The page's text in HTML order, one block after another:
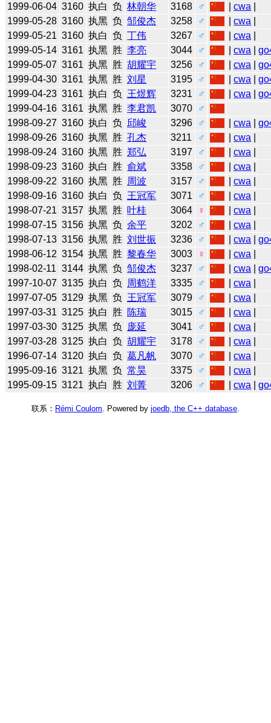
1999-06-04 3160 执白 负 林朝华 3168 ♂ |cwa
1999-05-28 3160 执黑 负 邹俊杰 3258 ♂ |cwa
1999-05-21 3160 执白 负 丁伟 3267 ♂ |cwa
1999-05-14 3161 执黑 胜 李亮 3044 ♂ |cwa |
1999-05-07 3161 执黑 胜 胡耀宇 3256 ♂ |cwa |
1999-04-30 3161 执黑 胜 刘星 3195 ♂ |cwa |
1999-04-23 3161 执白 负 王煜辉 3231 ♂ |cwa |
1999-04-16 3161 执黑 胜 李君凯 3070
♂
1998-09-27 3160 执白 负 邱峻 3296 ♂ |cwa |
1998-09-26 3160 执黑 胜 孔杰 3211 ♂ |cwa
1998-09-24 3160 执黑 胜 郑弘 3197 ♂ |cwa
1998-09-23 3160 执白 胜 俞斌 3358 ♂ |cwa
1998-09-22 3160 执黑 胜 周波 3157 ♂ |cwa
1998-09-16 3160 执白 负 王冠军 3071 ♂ |cwa
1998-07-21 3157 执黑 胜 叶桂 3064 ♀ |cwa
1998-07-15 3156 执黑 负 余平 3202 ♂ |cwa
1998-07-13 3156 执黑 胜 刘世振 3236 ♂ |cwa |
1998-06-12 3154 执黑 胜 黎春华 3003 ♀ |cwa
1998-02-11 3144 执黑 负 邹俊杰 3237 ♂ |cwa |
1997-10-07 3135 执白 负 周鹤洋 3335 ♂ |cwa
1997-07-05 3129 执黑 负 王冠军 3079 ♂ |cwa
1997-03-31 3125 执白 胜 陈瑞 3015 ♂ |cwa
1997-03-30 3125 执黑 负 庞延 3041 ♂ |cwa
1997-03-28 3125 执白 负 胡耀宇 3178 ♂ |cwa
1996-07-14 3120 执白 负 葛凡帆 3070 ♂ |cwa
1995-09-16 3121 执黑 负 常昊 3375 ♂ |cwa
1995-09-15 3121 执白 胜 刘菁 3206 ♂ |cwa |
联系： Rémi Coulom . Powered by joedb, the C++ database